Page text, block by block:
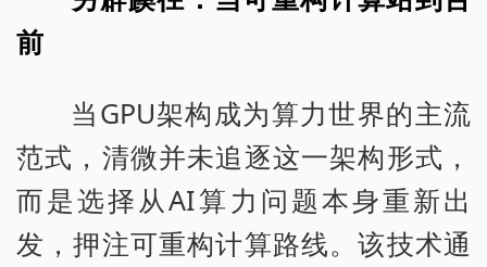
前
当GPU架构成为算力世界的主流
范式，清微并未追逐这一架构形式，
而是选择从AI算力问题本身重新出
发，押注可重构计算路线。该技术通